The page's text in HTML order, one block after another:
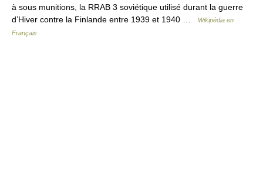
à sous munitions, la RRAB 3 soviétique utilisé durant la guerre
d’Hiver contre la Finlande entre 1939 et 1940 …
Wikipédia en
Français